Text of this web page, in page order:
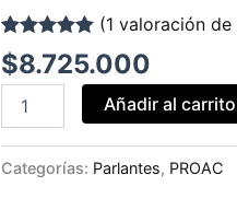
Valorado con
5.00de 5 en
base a
1
valoración de
(1 valoración de
$8.725.000
Añadir al carrito
Categorías: Parlantes, PROAC